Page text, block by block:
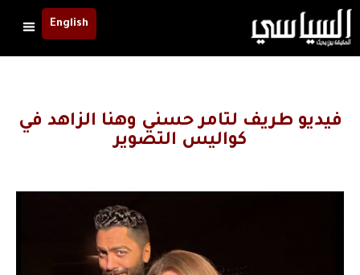
English
فيديو طريف لتامر حسني وهنا الزاهد في
كواليس التصوير